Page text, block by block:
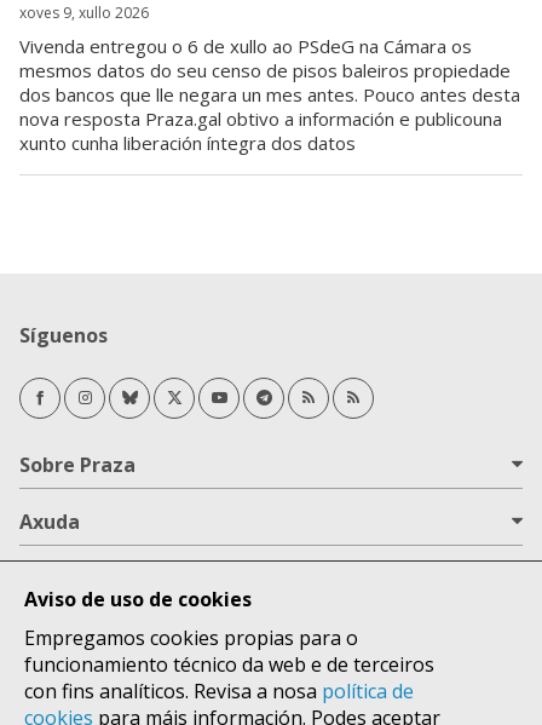
xoves 9, xullo 2026
Vivenda entregou o 6 de xullo ao PSdeG na Cámara os
mesmos datos do seu censo de pisos baleiros propiedade
dos bancos que lle negara un mes antes. Pouco antes desta
nova resposta Praza.gal obtivo a información e publicouna
xunto cunha liberación íntegra dos datos
Síguenos
FacebookInstagramBlueskyTwitter/XYoutubeTelegramRSS NovasRSS Opinión
Sobre Praza
Axuda
Lugares
Aviso de uso de cookies
Empregamos cookies propias para o
funcionamiento técnico da web e de terceiros
con fins analíticos. Revisa a nosa política de
cookies para máis información. Podes aceptar